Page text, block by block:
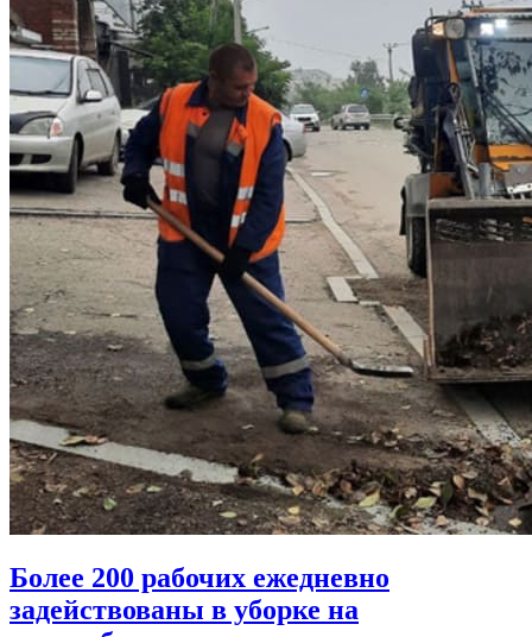
Более 200 рабочих ежедневно
задействованы в уборке на